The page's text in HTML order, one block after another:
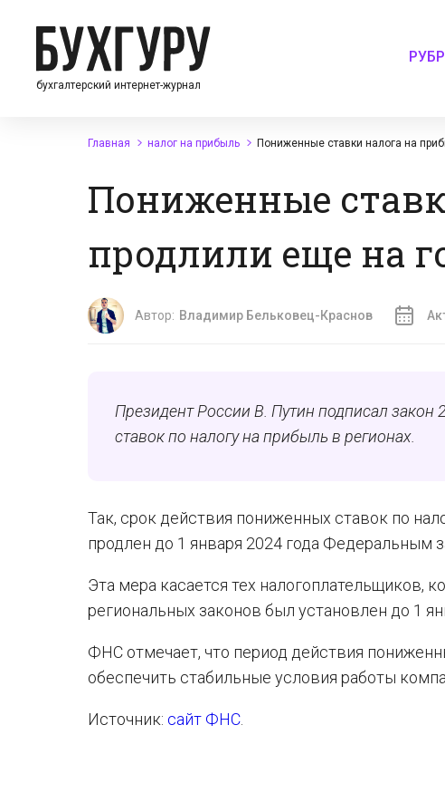
бухгалтерский интернет-журнал
Главная налог на прибыль Пониженные ставки налога на
Пониженные
продлили еще на
Автор: Владимир Бельковец-Краснов
Президент России В. Путин подписал
ставок по налогу на прибыль в регионах.
Так, срок действия пониженных ставок по
продлен до 1 января 2024 года Федеральным
Эта мера касается тех налогоплательщиков,
региональных законов был установлен до 1
ФНС отмечает, что период действия
обеспечить стабильные условия работы
Источник: сайт ФНС